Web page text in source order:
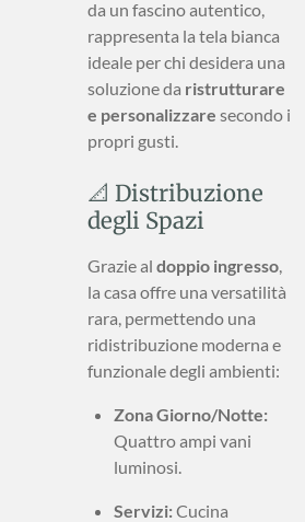
da un fascino autentico,
rappresenta la tela bianca
ideale per chi desidera una
soluzione da ristrutturare
e personalizzare secondo i
propri gusti.
📐 Distribuzione
degli Spazi
Grazie al doppio ingresso,
la casa offre una versatilità
rara, permettendo una
ridistribuzione moderna e
funzionale degli ambienti:
Zona Giorno/Notte:
Quattro ampi vani
luminosi.
Servizi:Cucina